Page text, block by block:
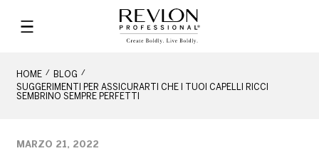
HOME
BLOG
SUGGERIMENTI PER ASSICURARTI CHE I TUOI CAPELLI RICCI
SEMBRINO SEMPRE PERFETTI
MARZO 21, 2022